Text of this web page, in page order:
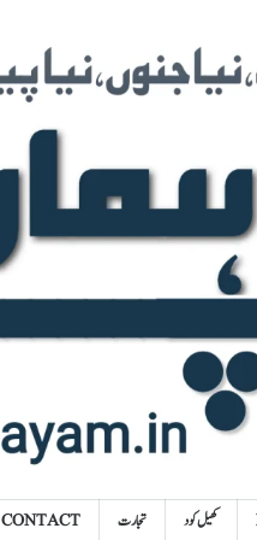
کھیل کود تجارت CONTACT